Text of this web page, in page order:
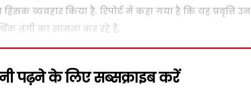
व्यवहार किया है. रिपोर्ट में कहा गया है कि यह प्रवृत्ति उन
तंगी का सामना कर रहे हैं.
पढ़ने के लिए सब्सक्राइब करें